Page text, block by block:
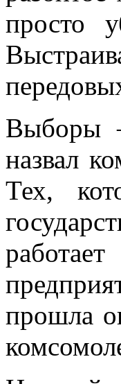
просто
Выборы
назвал
Тех,
прошла